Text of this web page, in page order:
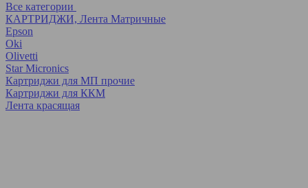
Все категории
КАРТРИДЖИ, Лента Матричные
Epson
Oki
Olivetti
Star Micronics
Картриджи для МП прочие
Картриджи для ККМ
Лента красящая